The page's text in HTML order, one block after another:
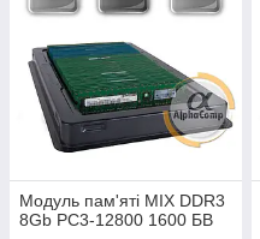
Модуль пам'яті MIX DDR3
8Gb PC3-12800 1600 БВ